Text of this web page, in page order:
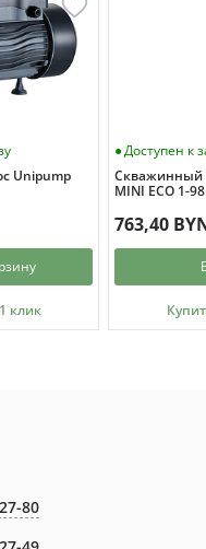
Unipump
клик
Доступен к
Скважинный
MINI ECO 1-98
763,40
80